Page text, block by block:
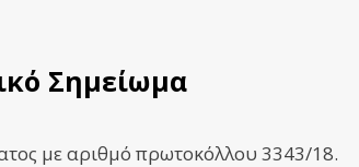
Σημείωμα
με αριθμό πρωτοκόλλου 3343/18.